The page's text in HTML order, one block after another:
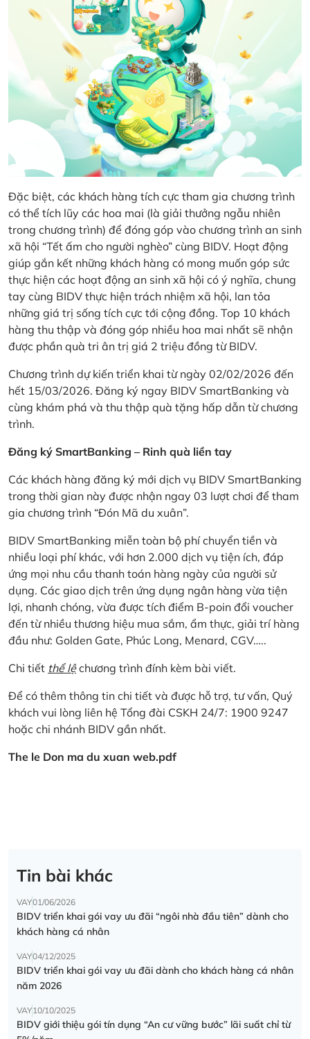
Đặc biệt, các khách hàng tích cực tham gia chương trình
có thể tích lũy các hoa mai (là giải thưởng ngẫu nhiên
trong chương trình) để đóng góp vào chương trình an sinh
xã hội “Tết ấm cho người nghèo” cùng BIDV. Hoạt động
giúp gắn kết những khách hàng có mong muốn góp sức
thực hiện các hoạt động an sinh xã hội có ý nghĩa, chung
tay cùng BIDV thực hiện trách nhiệm xã hội, lan tỏa
những giá trị sống tích cực tới cộng đồng. Top 10 khách
hàng thu thập và đóng góp nhiều hoa mai nhất sẽ nhận
được phần quà tri ân trị giá 2 triệu đồng từ BIDV.
Chương trình dự kiến triển khai từ ngày 02/02/2026 đến
hết 15/03/2026. Đăng ký ngay BIDV SmartBanking và
cùng khám phá và thu thập quà tặng hấp dẫn từ chương
trình.
Đăng ký SmartBanking – Rinh quà liền tay
Các khách hàng đăng ký mới dịch vụ BIDV SmartBanking
trong thời gian này được nhận ngay 03 lượt chơi để tham
gia chương trình “Đón Mã du xuân”.
BIDV SmartBanking miễn toàn bộ phí chuyển tiền và
nhiều loại phí khác, với hơn 2.000 dịch vụ tiện ích, đáp
ứng mọi nhu cầu thanh toán hàng ngày của người sử
dụng. Các giao dịch trên ứng dụng ngân hàng vừa tiện
lợi, nhanh chóng, vừa được tích điểm B-poin đổi voucher
đến từ nhiều thương hiệu mua sắm, ẩm thực, giải trí hàng
đầu như: Golden Gate, Phúc Long, Menard, CGV…..
Chi tiết thể lệchương trình đính kèm bài viết.
Để có thêm thông tin chi tiết và được hỗ trợ, tư vấn, Quý
khách vui lòng liên hệ Tổng đài CSKH 24/7: 1900 9247
hoặc chi nhánh BIDV gần nhất.
The le Don ma du xuan web.pdf
Tin bài khác
VAY01/06/2026
BIDV triển khai gói vay ưu đãi “ngôi nhà đầu tiên” dành cho
khách hàng cá nhân
VAY04/12/2025
BIDV triển khai gói vay ưu đãi dành cho khách hàng cá nhân
năm 2026
VAY10/10/2025
BIDV giới thiệu gói tín dụng “An cư vững bước” lãi suất chỉ từ